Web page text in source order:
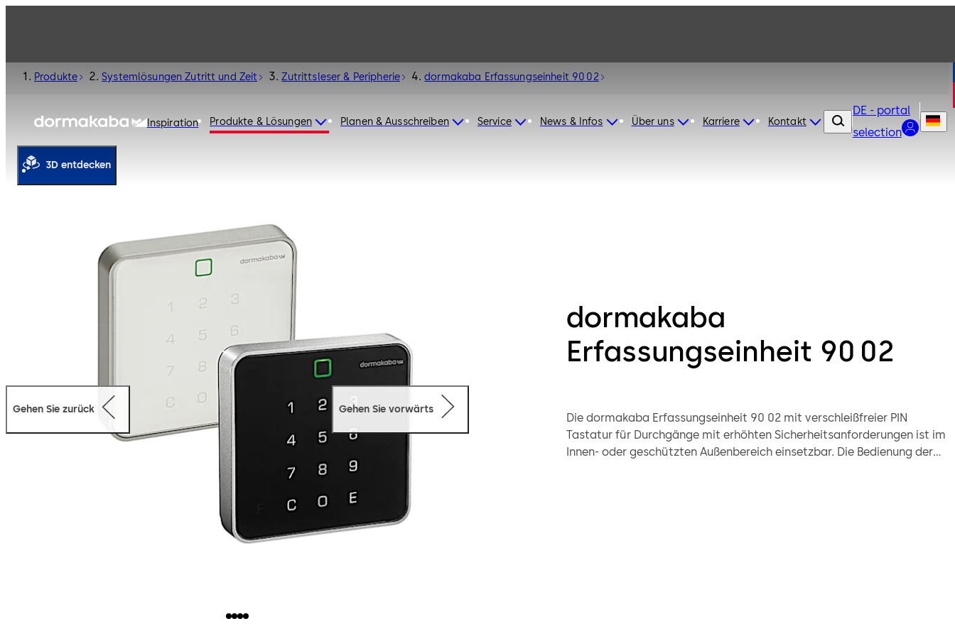
Inspiration Produkte & Lösungen Planen & Ausschreiben Service News & Infos Über uns Karriere Kontakt
DE - portal
selection
Produkte Systemlösungen Zutritt und Zeit Zutrittsleser & Peripherie dormakaba Erfassungseinheit 90 02
dormakaba
Erfassungseinheit 90 02
Die dormakaba Erfassungseinheit 90 02 mit verschleißfreier PIN
Tastatur für Durchgänge mit erhöhten Sicherheitsanforderungen ist im
Innen- oder geschützten Außenbereich einsetzbar. Die Bedienung der
Gehen Sie zurück Gehen Sie vorwärts
3D entdecken